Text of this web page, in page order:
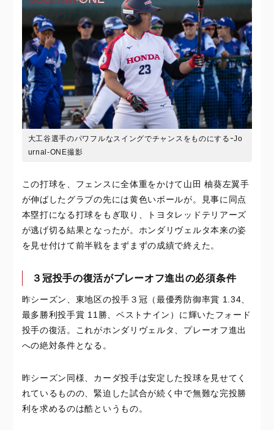
大工谷選手のパワフルなスイングでチャンスをものにするｰJo
urnal-ONE撮影
この打球を、フェンスに全体重をかけて山田 柚葵左翼手
が伸ばしたグラブの先には黄色いボールが。見事に同点
本塁打になる打球をもぎ取り、トヨタレッドテリアーズ
が逃げ切る結果となったが。ホンダリヴェルタ本来の姿
を見せ付けて前半戦をまずまずの成績で終えた。
３冠投手の復活がプレーオフ進出の必須条件
昨シーズン、東地区の投手３冠（最優秀防御率賞 1.34、
最多勝利投手賞 11勝、ベストナイン）に輝いたフォード
投手の復活。これがホンダリヴェルタ、プレーオフ進出
への絶対条件となる。
昨シーズン同様、カーダ投手は安定した投球を見せてく
れているものの、緊迫した試合が続く中で無難な完投勝
利を求めるのは酷というもの。